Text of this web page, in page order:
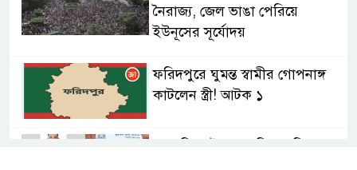
নৈরাজ্য, জেল ভাঙা পেরিয়ে
ইউনূসের সূর্যোদয়
ফরিদপুরে ঘুমন্ত স্বামীর গোপনাঙ্গ
কাটলেন স্ত্রী! আটক ১
‘হাতুড়ি পেটা এএসপি!’ ফরিদপুরে